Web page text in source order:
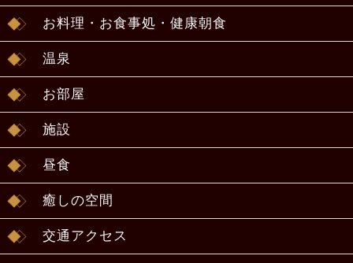
お料理・お食事処・健康朝食
温泉
お部屋
施設
昼食
癒しの空間
交通アクセス